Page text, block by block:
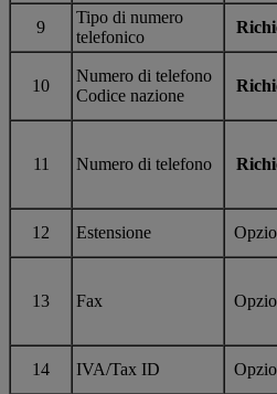
9
Tipo di numero
telefonico
10
Numero di telefono
Codice nazione
11 Numero di telefono
12 Estensione
13 Fax
14 IVA/Tax ID